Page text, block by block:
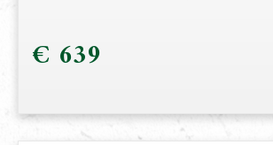
€ 639